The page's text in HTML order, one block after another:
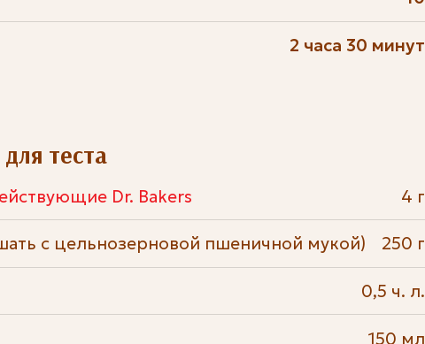
2 часа 30 минут
теста
Dr. Bakers 4 г
с цельнозерновой пшеничной мукой) 250 г
0,5 ч. л.
150 мл